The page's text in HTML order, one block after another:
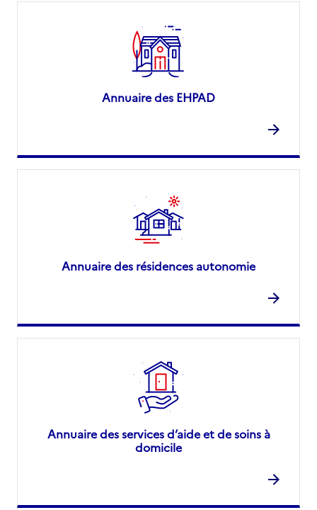
Annuaire des EHPAD
Annuaire des résidences autonomie
Annuaire des services d’aide et de soins à
domicile